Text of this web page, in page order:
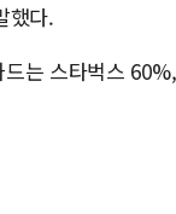
했다.
는 스타벅스